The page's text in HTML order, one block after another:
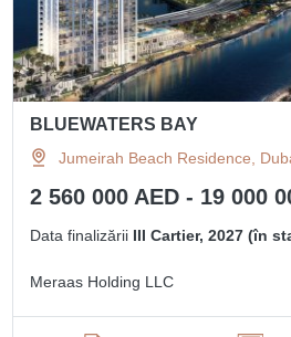
BLUEWATERS BAY
Jumeirah Beach Residence,
2 560 000 AED - 19 000
Data finalizării III Cartier, 2027 (în
Meraas Holding LLC